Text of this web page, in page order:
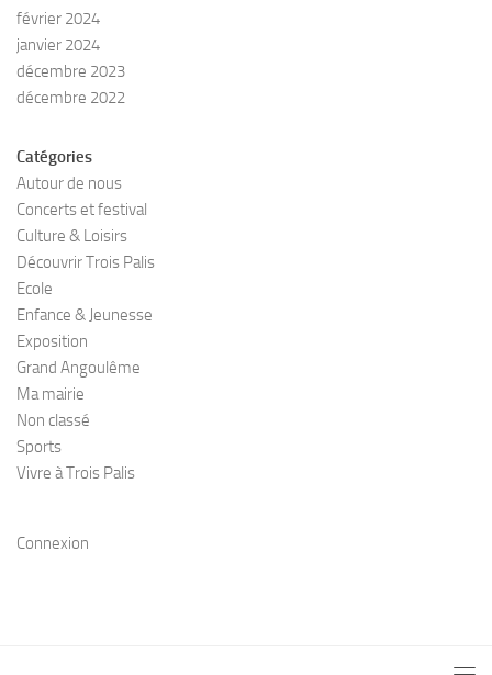
février 2024
janvier 2024
décembre 2023
décembre 2022
Catégories
Autour de nous
Concerts et festival
Culture & Loisirs
Découvrir Trois Palis
Ecole
Enfance & Jeunesse
Exposition
Grand Angoulême
Ma mairie
Non classé
Sports
Vivre à Trois Palis
Connexion